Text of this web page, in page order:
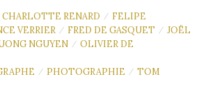
CHARLOTTE RENARD / FELIPE
VERRIER / FRED DE GASQUET / JOËL
NGUYEN / OLIVIER DE
/ PHOTOGRAPHIE / TOM